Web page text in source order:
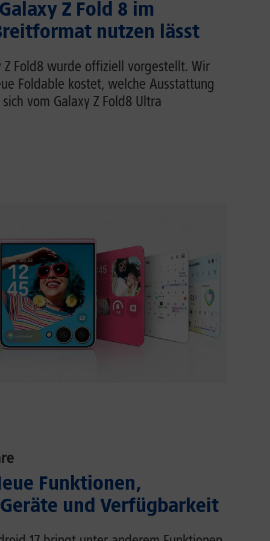
Z Fold 8 im
nutzen lässt
Z Fold8 wurde offiziell vorgestellt. Wir
Foldable kostet, welche Ausstattung
vom Galaxy Z Fold8 Ultra
Funktionen,
und Verfügbarkeit